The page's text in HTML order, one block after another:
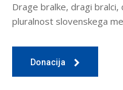
Drage bralke, dragi
pluralnost slovenskega
Donacija